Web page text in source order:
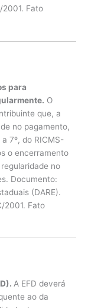
2001. Fato
para
O
que, a
no pagamento,
7º, do RICMS-
o encerramento
no
Documento:
(DARE).
2001. Fato
A EFD deverá
ao da